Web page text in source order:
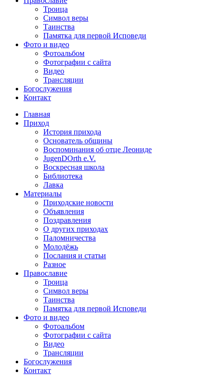
Троица
Символ веры
Таинства
Памятка для первой Исповеди
Фото и видео
Фотоальбом
Фотографии с сайта
Видео
Трансляции
Богослужения
Контакт
Главная
Приход
История прихода
Основатель общины
Воспоминания об отце Леониде
JugenDOrth e.V.
Воскресная школа
Библиотека
Лавка
Материалы
Приходские новости
Объявления
Поздравления
О других приходах
Паломничества
Молодёжь
Послания и статьи
Разное
Православие
Троица
Символ веры
Таинства
Памятка для первой Исповеди
Фото и видео
Фотоальбом
Фотографии с сайта
Видео
Трансляции
Богослужения
Контакт